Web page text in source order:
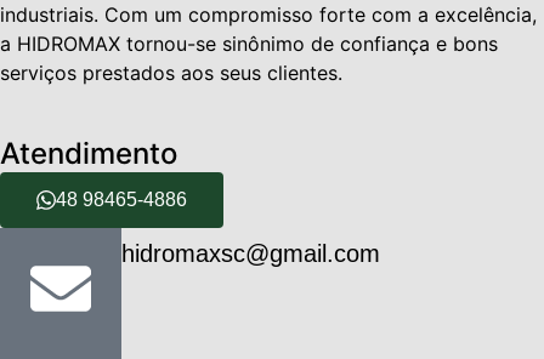
industriais. Com um compromisso forte com a excelência,
a HIDROMAX tornou-se sinônimo de confiança e bons
serviços prestados aos seus clientes.
Atendimento
48 98465-4886
hidromaxsc@gmail.com